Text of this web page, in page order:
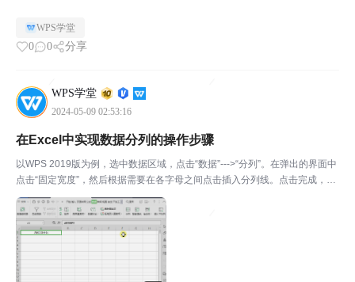
WPS学堂
0 0 分享
WPS学堂
2024-05-09 02:53:16
在Excel中实现数据分列的操作步骤
以WPS 2019版为例，选中数据区域，点击“数据”--->“分列”。在弹出的界面中
点击“固定宽度”，然后根据需要在各字母之间点击插入分列线。点击完成，即
可快速将数据进行分列。